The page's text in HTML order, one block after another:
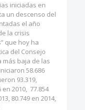
iniciadas en
un descenso del
el año
la crisis
que hoy ha
del Consejo
más baja de las
58.686
93.319,
2010, 77.854
80.749 en 2014,